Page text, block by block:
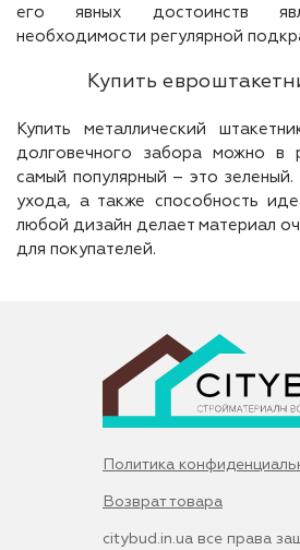
его явных достоинств
необходимости регулярной
Купить
Купить металлический
долговечного забора можно в
самый популярный – это
ухода, а также способность
любой дизайн делает материал
для покупателей.
Политика
Возврат товара
citybud.in.ua все права